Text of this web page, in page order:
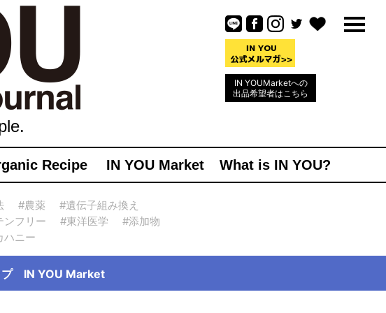
IN YOUMarketへの
出品希望者はこちら
Recipe IN YOU Market What is IN YOU?
#農薬
#遺伝子組み換え
ンフリー
#東洋医学
#添加物
ハニー
プ IN YOU Market